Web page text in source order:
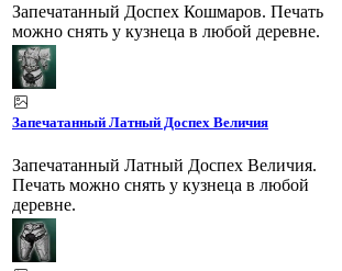
Запечатанный Доспех Кошмаров. Печать
можно снять у кузнеца в любой деревне.
Запечатанный Латный Доспех Величия
Запечатанный Латный Доспех Величия.
Печать можно снять у кузнеца в любой
деревне.